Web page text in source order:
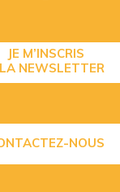
JE M’INSCRIS
NEWSLETTER
NOUS